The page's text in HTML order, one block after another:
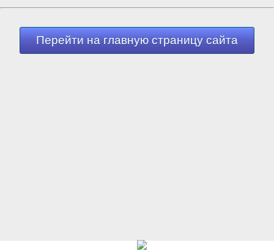
Взрыв газа|ФСБ
Перейти на главную страницу сайта